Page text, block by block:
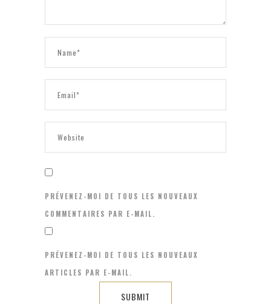
PRÉVENEZ-MOI DE TOUS LES NOUVEAUX
COMMENTAIRES PAR E-MAIL.
PRÉVENEZ-MOI DE TOUS LES NOUVEAUX
ARTICLES PAR E-MAIL.